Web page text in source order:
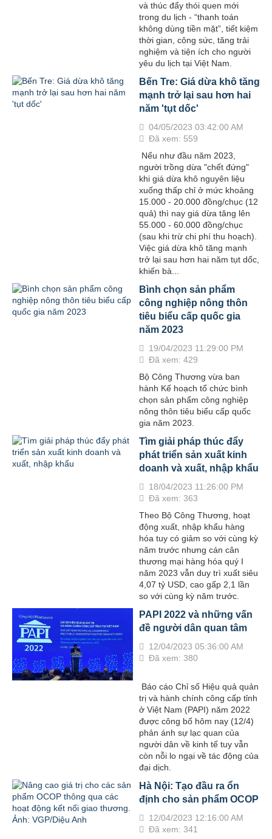
và thúc đẩy thói quen mới
trong du lịch - “thanh toán
không dùng tiền mặt”, tiết kiệm
thời gian, công sức, tăng trải
nghiệm và tiện ích cho người
yêu du lịch tại Việt Nam.
Bến Tre: Giá dừa khô tăng
mạnh trở lại sau hơn hai
năm 'tụt dốc'
04/05/2023 03:42:00 AM
Đã xem: 559
Nếu như đầu năm 2023,
người trồng dừa "chết đứng"
khi giá dừa khô nguyên liệu
xuống thấp chỉ ở mức khoảng
15.000 - 20.000 đồng/chục (12
quả) thì nay giá dừa tăng lên
55.000 - 60.000 đồng/chục
(sau khi trừ chi phí thu hoạch).
Việc giá dừa khô tăng mạnh
trở lại sau hơn hai năm tụt dốc,
khiến bà...
Bình chọn sản phẩm
công nghiệp nông thôn
tiêu biểu cấp quốc gia
năm 2023
19/04/2023 11:29:00 PM
Đã xem: 429
Bộ Công Thương vừa ban
hành Kế hoạch tổ chức bình
chọn sản phẩm công nghiệp
nông thôn tiêu biểu cấp quốc
gia năm 2023.
Tìm giải pháp thúc đẩy
phát triển sản xuất kinh
doanh và xuất, nhập khẩu
18/04/2023 11:26:00 PM
Đã xem: 363
Theo Bộ Công Thương, hoạt
động xuất, nhập khẩu hàng
hóa tuy có giảm so với cùng kỳ
năm trước nhưng cán cân
thương mại hàng hóa quý I
năm 2023 vẫn duy trì xuất siêu
4,07 tỷ USD, cao gấp 2,1 lần
so với cùng kỳ năm trước.
PAPI 2022 và những vấn
đề người dân quan tâm
12/04/2023 05:36:00 AM
Đã xem: 380
Báo cáo Chỉ số Hiệu quả quản
trị và hành chính công cấp tỉnh
ở Việt Nam (PAPI) năm 2022
được công bố hôm nay (12/4)
phản ánh sự lạc quan của
người dân về kinh tế tuy vẫn
còn nỗi lo ngại về tác động của
đại dịch.
Hà Nội: Tạo đầu ra ổn
định cho sản phẩm OCOP
12/04/2023 12:16:00 AM
Đã xem: 341